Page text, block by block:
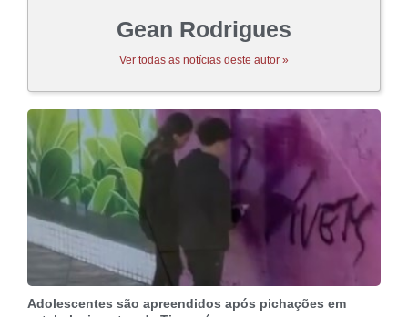
Gean Rodrigues
Ver todas as notícias deste autor »
Adolescentes são apreendidos após pichações em